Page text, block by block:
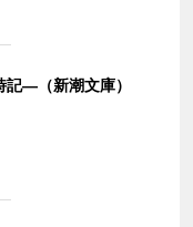
―（新潮文庫）